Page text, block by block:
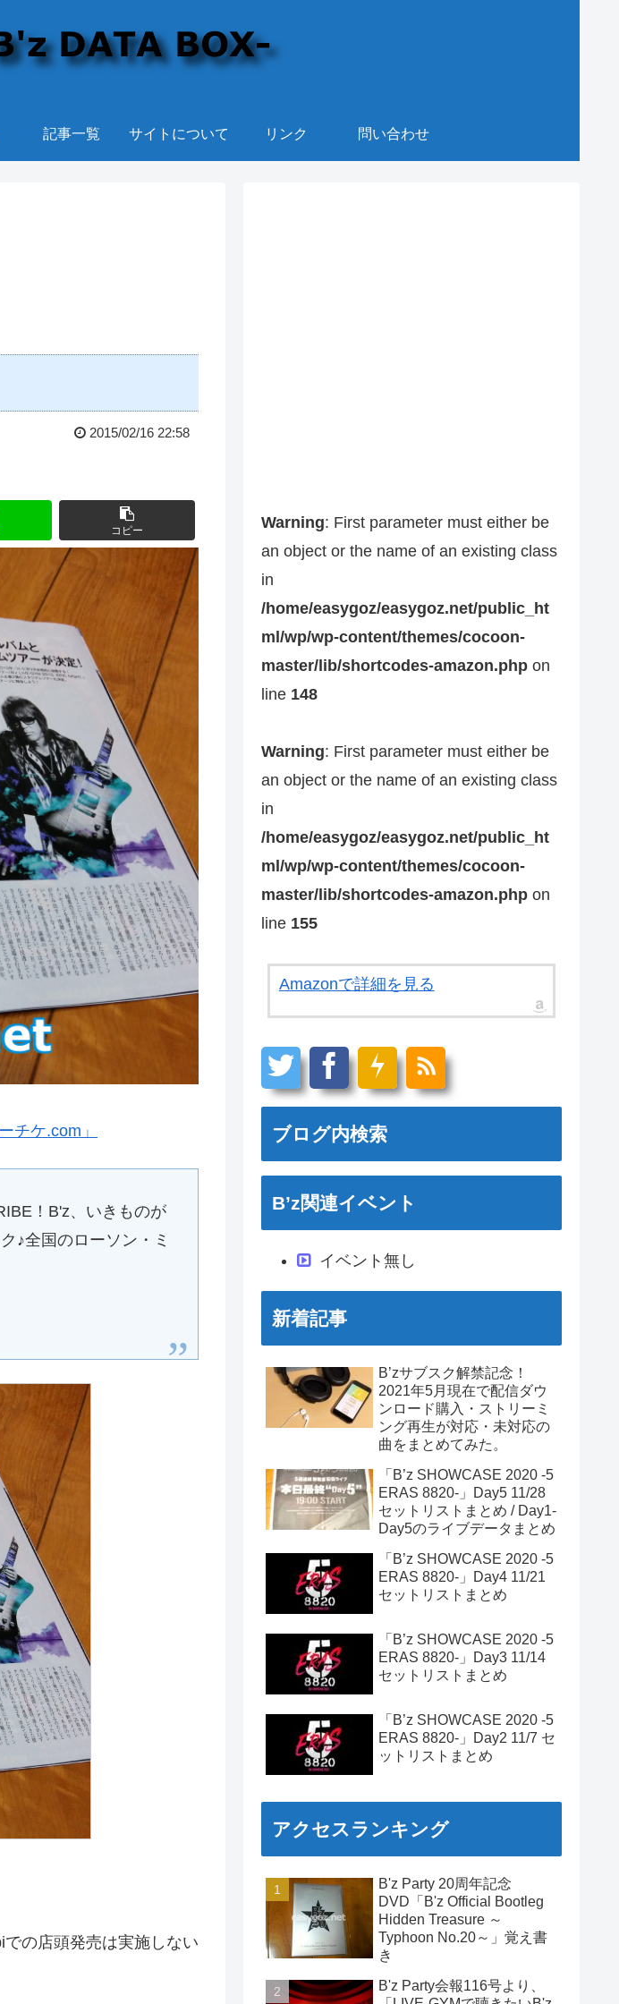
記事一覧 サイトについて リンク 問い合わせ
2015/02/16 22:58
コピー
チケ.com」
！B'z、いきものが
♪全国のローソン・ミ
の店頭発売は実施しない
Warning: First parameter must either be
an object or the name of an existing class
in
/home/easygoz/easygoz.net/public_ht
ml/wp/wp-content/themes/cocoon-
master/lib/shortcodes-amazon.php on
line 148
Warning: First parameter must either be
an object or the name of an existing class
in
/home/easygoz/easygoz.net/public_ht
ml/wp/wp-content/themes/cocoon-
master/lib/shortcodes-amazon.php on
line 155
Amazonで詳細を見る
ブログ内検索
B’z関連イベント
イベント無し
新着記事
B’zサブスク解禁記念！
2021年5月現在で配信ダウ
ンロード購入・ストリーミ
ング再生が対応・未対応の
曲をまとめてみた。
「B’z SHOWCASE 2020 -5
ERAS 8820-」Day5 11/28
セットリストまとめ / Day1-
Day5のライブデータまとめ
「B’z SHOWCASE 2020 -5
ERAS 8820-」Day4 11/21
セットリストまとめ
「B’z SHOWCASE 2020 -5
ERAS 8820-」Day3 11/14
セットリストまとめ
「B’z SHOWCASE 2020 -5
ERAS 8820-」Day2 11/7 セ
ットリストまとめ
アクセスランキング
B'z Party 20周年記念
DVD「B'z Official Bootleg
Hidden Treasure ～
Typhoon No.20～」覚え書
き
B'z Party会報116号より、